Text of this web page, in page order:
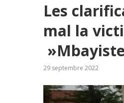
Les
mal la
29 septembre 2022